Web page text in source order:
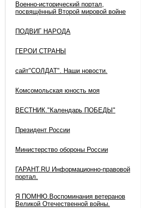
Военно-исторический портал,
посвящённый Второй мировой войне
ПОДВИГ НАРОДА
ГЕРОИ СТРАНЫ
сайт"СОЛДАТ". Наши новости.
Комсомольская юность моя
ВЕСТНИК."Календарь ПОБЕДЫ"
Президент России
Министерство обороны России
ГАРАНТ.RU Информационно-правовой
портал.
Я ПОМНЮ.Воспоминания ветеранов
Великой Отечественной войны.